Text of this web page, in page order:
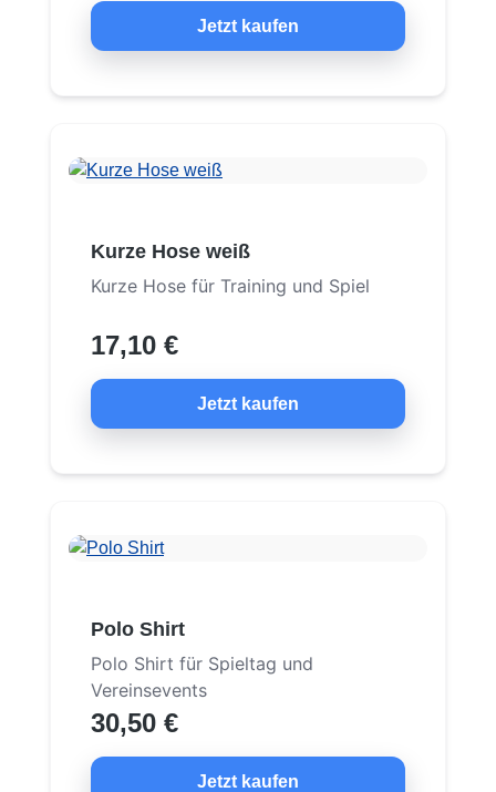
Jetzt kaufen
Kurze Hose weiß
Kurze Hose für Training und Spiel
17,10 €
Jetzt kaufen
Polo Shirt
Polo Shirt für Spieltag und
Vereinsevents
30,50 €
Jetzt kaufen